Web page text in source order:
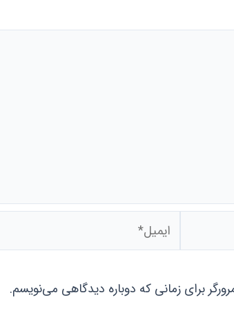
برای زمانی که دوباره دیدگاهی می‌نویسم.